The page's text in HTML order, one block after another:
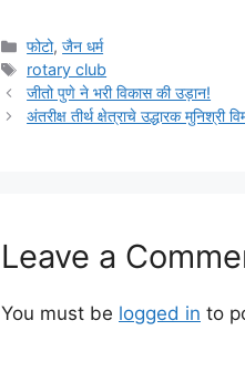
Categories
फोटो,जैन धर्म
Tags
rotary club
जीतो पुणे ने भरी विकास की उड़ान!
अंतरीक्ष तीर्थ क्षेत्राचे उद्धारक मुनिश्री
Leave a
You must be logged in to